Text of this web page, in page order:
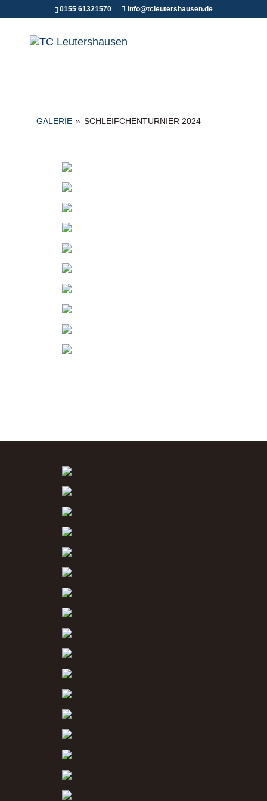
0155 61321570 info@tcleutershausen.de
GALERIE » SCHLEIFCHENTURNIER 2024